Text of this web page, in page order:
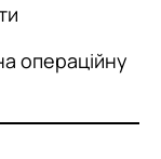
операційну